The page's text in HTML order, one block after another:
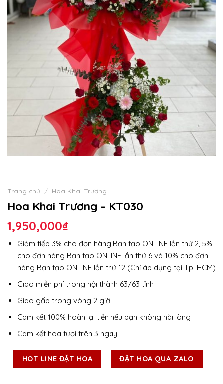
Trang chủ / Hoa Khai Trương
Hoa Khai Trương – KT030
1,950,000₫
Giảm tiếp 3% cho đơn hàng Bạn tạo ONLINE lần thứ 2, 5%
cho đơn hàng Bạn tạo ONLINE lần thứ 6 và 10% cho đơn
hàng Bạn tạo ONLINE lần thứ 12 (Chỉ áp dụng tại Tp. HCM)
Giao miễn phí trong nội thành 63/63 tỉnh
Giao gấp trong vòng 2 giờ
Cam kết 100% hoàn lại tiền nếu bạn không hài lòng
Cam kết hoa tươi trên 3 ngày
HOT LINE ĐẶT HOA ĐẶT HOA QUA ZALO